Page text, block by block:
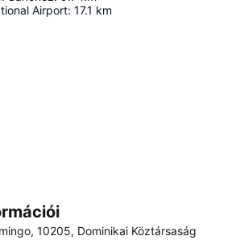
Airport: 17.1 km
10205, Dominikai Köztársaság